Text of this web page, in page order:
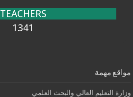
TEACHERS
1341
مواقع مهمة
وزارة التعليم العالي والبحث العلمي